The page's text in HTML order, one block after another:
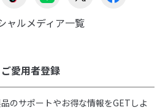
ャルメディア一覧
ご愛用者登録
のサポートやお得な情報をGETしよ